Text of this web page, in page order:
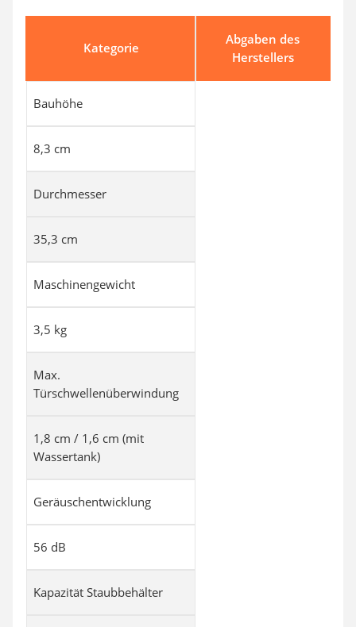
Kategorie
Abgaben des
Herstellers
Bauhöhe
8,3 cm
Durchmesser
35,3 cm
Maschinengewicht
3,5 kg
Max.
Türschwellenüberwindung
1,8 cm / 1,6 cm (mit
Wassertank)
Geräuschentwicklung
56 dB
Kapazität Staubbehälter